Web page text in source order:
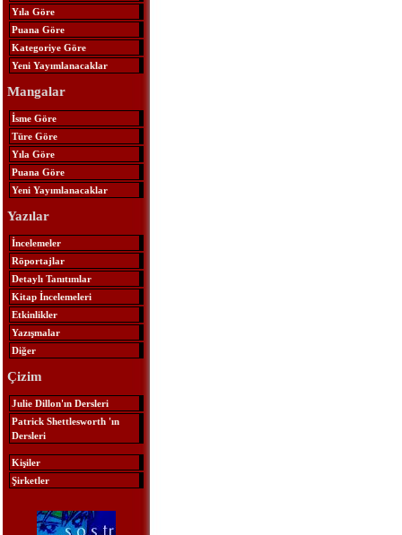
Yıla Göre
Puana Göre
Kategoriye Göre
Yeni Yayımlanacaklar
Mangalar
İsme Göre
Türe Göre
Yıla Göre
Puana Göre
Yeni Yayımlanacaklar
Yazılar
İncelemeler
Röportajlar
Detaylı Tanıtımlar
Kitap İncelemeleri
Etkinlikler
Yazışmalar
Diğer
Çizim
Julie Dillon'ın Dersleri
Patrick Shettlesworth 'ın
Dersleri
Kişiler
Şirketler